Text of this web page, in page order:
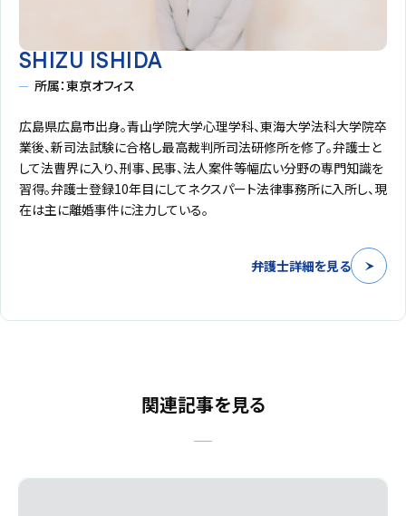
SHIZU ISHIDA
所属：東京オフィス
広島県広島市出身。青山学院大学心理学科、東海大学法科大学院卒
業後、新司法試験に合格し最高裁判所司法研修所を修了。弁護士と
して法曹界に入り、刑事、民事、法人案件等幅広い分野の専門知識を
習得。弁護士登録10年目にしてネクスパート法律事務所に入所し、現
在は主に離婚事件に注力している。
弁護士詳細を見る
関連記事を見る